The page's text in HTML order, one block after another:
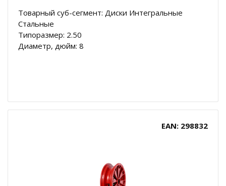
Товарный суб-сегмент: Диски Интегральные
Стальные
Типоразмер: 2.50
Диаметр, дюйм: 8
EAN: 298832